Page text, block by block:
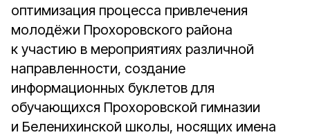
оптимизация процесса привлечения
молодёжи Прохоровского района
к участию в мероприятиях различной
направленности, создание
информационных буклетов для
обучающихся Прохоровской гимназии
и Беленихинской школы, носящих имена